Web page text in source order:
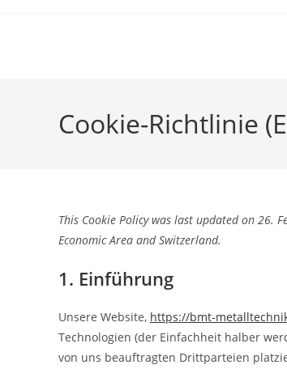
Cookie-Richtlinie
This Cookie Policy was last updated on 26.
Economic Area and Switzerland.
1. Einführung
Unsere Website, https://bmt-
Technologien (der Einfachheit halber
von uns beauftragten Drittparteien